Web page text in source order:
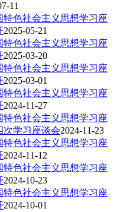
11
色社会主义思想学习座
2025-05-21
色社会主义思想学习座
2025-03-20
色社会主义思想学习座
2025-03-01
色社会主义思想学习座
2024-11-27
色社会主义思想学习座
次学习座谈会2024-11-23
色社会主义思想学习座
2024-11-12
色社会主义思想学习座
2024-10-23
色社会主义思想学习座
2024-10-01